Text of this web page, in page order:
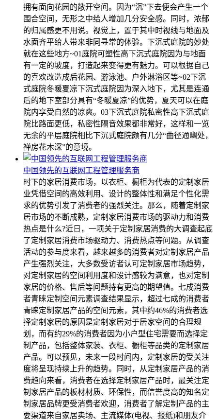
拥有面向花园的敞开空间。因为“沉”下去便会产生一个
围合空间，无形之中给人增加几分安全感。同时，浓郁
的归属感更不用说。视觉上，置于其中时视线与地面及
水面齐平给人带来非同寻常的体验。下沉式庭院的妙处
就在这些地方~01庭院可塑性高下沉式庭院因为与地面
有一定的坡度，打造起来变得更有魅力。可以根据自己
的喜欢改造成后花园、游泳池、户外淋浴区等~02下沉
式庭院冬暖夏凉下沉式庭院因为深入地下，尤其是连通
后的地下室部分具有“冬暖夏凉”的优势，夏天可以在庭
院内享受自然的凉爽。03下沉式庭院私密性高下沉式庭
院比路面更低，私密性隔音效果都非常好，这样和一览
无余的平层庭院相比下沉式庭院颇有几分“曲径通幽处，
禅房花木深”的意境。
中国领先的互联网工程管理服务商
时下的家居消费市场，以衣柜、橱柜为代表的定制家居
业凭借空间的高效利用、设计的整体性和满足个性化需
求的优势引发了消费者的强烈关注。那么，随着定制家
居市场的不断成熟，定制家居消费市场的驱动力和消费
热点是什么?近日，一项关于定制家居消费的大调查起底
了定制家居消费市场驱动力、消费热点等问题。从调查
活动的参与度来看，越来越多的消费者对定制家居产品
产生强烈关注，大多数受访者认可定制家居市场趋势，
对定制家居的空间利用度和设计感较为满意，也对定制
家居的价格、售后等问题持有更高的期望值。七成消费
者青睐定制空间元素调查结果显示，超过七成的消费者
青睐定制家居产品的空间元素，其中约46%的消费者选
择定制家居的原因是定制家居对于居家空间的合理规
划，而有约29%的消费者因为小户型住宅需要而选择定
制产品，包括整体家装、衣柜、橱柜等品类的定制家居
产品。可以预见，未来一段时间内，定制家居的受关注
度将呈现持续上升的趋势。同时，从定制家居产品的消
费趋向来看，消费者在选择定制家居产品时，最关注定
制家居产品的板材材质、环保性，而信誉度高的知名定
制家居品牌更受消费者欢迎，消费者了解定制产品的主
要渠道来自家居卖场、主流媒体(电视、报纸)和朋友介